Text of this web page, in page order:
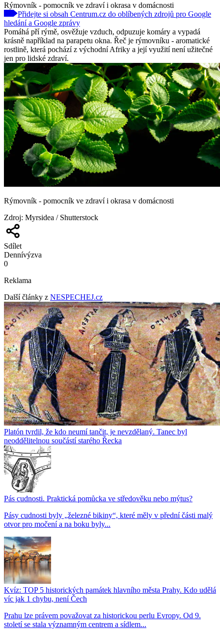
Rýmovník - pomocník ve zdraví i okrasa v domácnosti
Přidejte si obsah Centrum.cz do oblíbených zdrojů pro Google
hledání a Google zprávy
Pomáhá pří rýmě, osvěžuje vzduch, odpuzuje komáry a vypadá
krásně například na parapetu okna. Řeč je rýmovníku - aromatické
rostlině, která pochází z východní Afriky a její využití není užitečné
jen pro lidské zdraví.
Rýmovník - pomocník ve zdraví i okrasa v domácnosti
Zdroj: Myrsidea / Shutterstock
Sdílet
Dennívýzva
0
Reklama
Další články z NESPECHEJ.cz
Platón tvrdil, že kdo neumí tančit, je nevzdělaný. Tanec byl
neoddělitelnou součástí starého Řecka
Pás cudnosti. Praktická pomůcka ve středověku nebo mýtus?
Pásy cudnosti byly „železné bikiny“, které měly v přední části malý
otvor pro močení a na boku byly...
Kvíz: TOP 5 historických památek hlavního města Prahy. Kdo udělá
víc jak 1 chybu, není Čech
Prahu lze právem považovat za historickou perlu Evropy. Od 9.
století se stala významným centrem a sídlem...